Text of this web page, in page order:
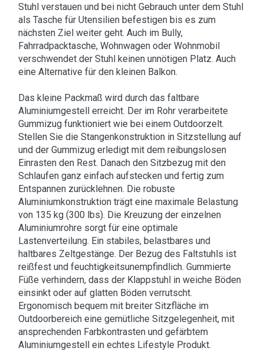
Stuhl verstauen und bei nicht Gebrauch unter dem Stuhl
als Tasche für Utensilien befestigen bis es zum
nächsten Ziel weiter geht. Auch im Bully,
Fahrradpacktasche, Wohnwagen oder Wohnmobil
verschwendet der Stuhl keinen unnötigen Platz. Auch
eine Alternative für den kleinen Balkon.
Das kleine Packmaß wird durch das faltbare
Aluminiumgestell erreicht. Der im Rohr verarbeitete
Gummizug funktioniert wie bei einem Outdoorzelt.
Stellen Sie die Stangenkonstruktion in Sitzstellung auf
und der Gummizug erledigt mit dem reibungslosen
Einrasten den Rest. Danach den Sitzbezug mit den
Schlaufen ganz einfach aufstecken und fertig zum
Entspannen zurücklehnen. Die robuste
Aluminiumkonstruktion trägt eine maximale Belastung
von 135 kg (300 lbs). Die Kreuzung der einzelnen
Aluminiumrohre sorgt für eine optimale
Lastenverteilung. Ein stabiles, belastbares und
haltbares Zeltgestänge. Der Bezug des Faltstuhls ist
reißfest und feuchtigkeitsunempfindlich. Gummierte
Füße verhindern, dass der Klappstuhl in weiche Böden
einsinkt oder auf glatten Böden verrutscht.
Ergonomisch bequem mit breiter Sitzfläche im
Outdoorbereich eine gemütliche Sitzgelegenheit, mit
ansprechenden Farbkontrasten und gefärbtem
Aluminiumgestell ein echtes Lifestyle Produkt.